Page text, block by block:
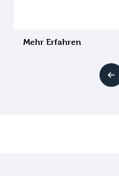
Mehr Erfahren